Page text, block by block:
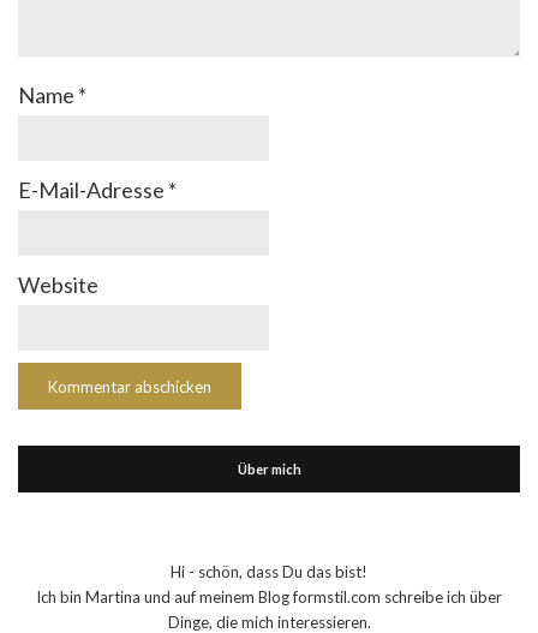
Name *
E-Mail-Adresse *
Website
Über mich
Hi - schön, dass Du das bist!
Ich bin Martina und auf meinem Blog formstil.com schreibe ich über
Dinge, die mich interessieren.